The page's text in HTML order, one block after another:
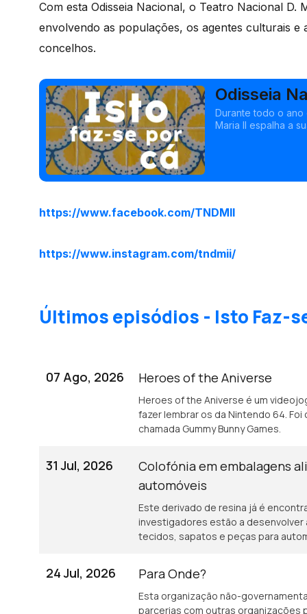
Com esta Odisseia Nacional, o Teatro Nacional D.
envolvendo as populações, os agentes culturais e
concelhos.
Odisseia
Durante todo o
Maria II espalha a
https://www.facebook.com/TNDMII
https://www.instagram.com/tndmii/
Últimos episódios - Isto Faz-
07 Ago, 2026 Heroes of the Aniverse
Heroes of the Aniverse é um
fazer lembrar os da Nintendo 64.
chamada Gummy Bunny Games.
31 Jul, 2026
Colofónia em embalagens
automóveis
Este derivado de resina já é
investigadores estão a
tecidos, sapatos e peças para
24 Jul, 2026 Para Onde?
Esta organização não-
parcerias com outras organizações